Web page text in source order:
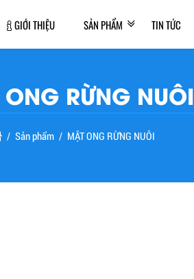
GIỚI THIỆU SẢN PHẨM TIN TỨC
RỪNG NUÔI
Sản phẩm MẬT ONG RỪNG NUÔI